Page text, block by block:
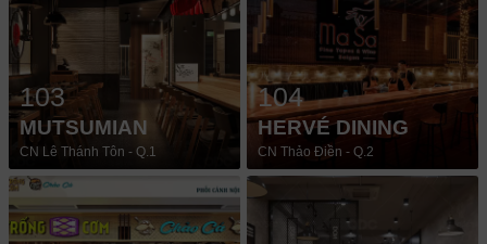
103
MUTSUMIAN
CN Lê Thánh Tôn - Q.1
104
HERVÉ DINING
CN Thảo Điền - Q.2